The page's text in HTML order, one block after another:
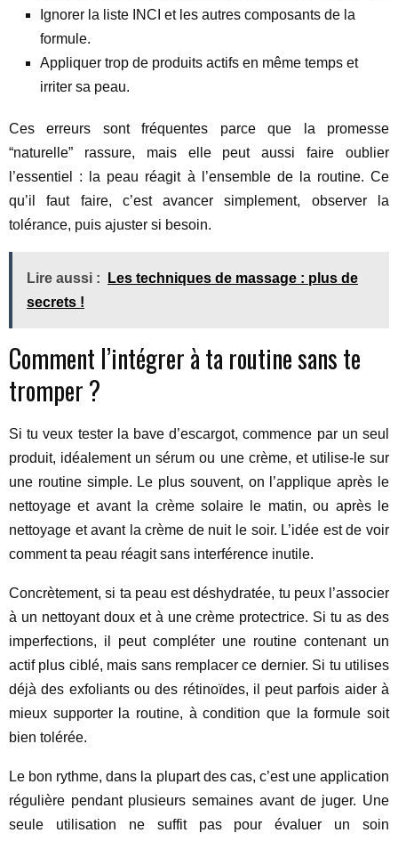
Ignorer la liste INCI et les autres composants de la
formule.
Appliquer trop de produits actifs en même temps et
irriter sa peau.
Ces erreurs sont fréquentes parce que la promesse
“naturelle” rassure, mais elle peut aussi faire oublier
l’essentiel : la peau réagit à l’ensemble de la routine. Ce
qu’il faut faire, c’est avancer simplement, observer la
tolérance, puis ajuster si besoin.
Lire aussi :
Les techniques de massage : plus de
secrets !
Comment l’intégrer à ta routine sans te
tromper ?
Si tu veux tester la bave d’escargot, commence par un seul
produit, idéalement un sérum ou une crème, et utilise-le sur
une routine simple. Le plus souvent, on l’applique après le
nettoyage et avant la crème solaire le matin, ou après le
nettoyage et avant la crème de nuit le soir. L’idée est de voir
comment ta peau réagit sans interférence inutile.
Concrètement, si ta peau est déshydratée, tu peux l’associer
à un nettoyant doux et à une crème protectrice. Si tu as des
imperfections, il peut compléter une routine contenant un
actif plus ciblé, mais sans remplacer ce dernier. Si tu utilises
déjà des exfoliants ou des rétinoïdes, il peut parfois aider à
mieux supporter la routine, à condition que la formule soit
bien tolérée.
Le bon rythme, dans la plupart des cas, c’est une application
régulière pendant plusieurs semaines avant de juger. Une
seule utilisation ne suffit pas pour évaluer un soin